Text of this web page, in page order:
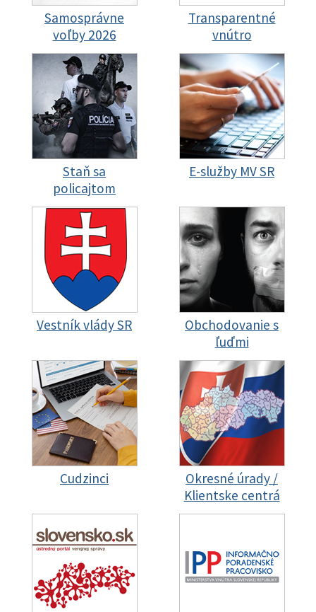
Samosprávne
voľby 2026
Transparentné
vnútro
Staň sa
policajtom
E-služby MV SR
Vestník vlády SR
Obchodovanie s
ľuďmi
Cudzinci
Okresné úrady /
Klientske centrá